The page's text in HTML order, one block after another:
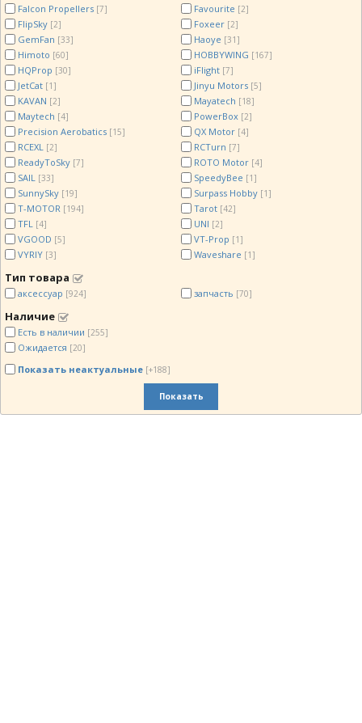
Falcon Propellers [7] Favourite [2]
FlipSky [2] Foxeer [2]
GemFan [33] Haoye [31]
Himoto [60] HOBBYWING [167]
HQProp [30] iFlight [7]
JetCat [1] Jinyu Motors [5]
KAVAN [2] Mayatech [18]
Maytech [4] PowerBox [2]
Precision Aerobatics [15] QX Motor [4]
RCEXL [2] RCTurn [7]
ReadyToSky [7] ROTO Motor [4]
SAIL [33] SpeedyBee [1]
SunnySky [19] Surpass Hobby [1]
T-MOTOR [194] Tarot [42]
TFL [4] UNI [2]
VGOOD [5] VT-Prop [1]
VYRIY [3] Waveshare [1]
Тип товара
аксессуар [924] запчасть [70]
Наличие
Есть в наличии [255]
Ожидается [20]
Показать неактуальные [+188]
Показать